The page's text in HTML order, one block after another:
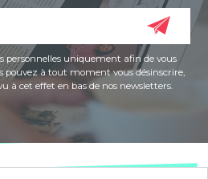
personnelles uniquement afin de vous
pouvez à tout moment vous désinscrire,
à cet effet en bas de nos newsletters.